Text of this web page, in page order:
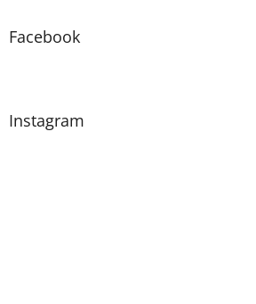
Facebook
Instagram